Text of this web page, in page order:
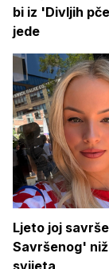
bi iz 'Divljih
jede
Ljeto joj
Savršenog'
svijeta